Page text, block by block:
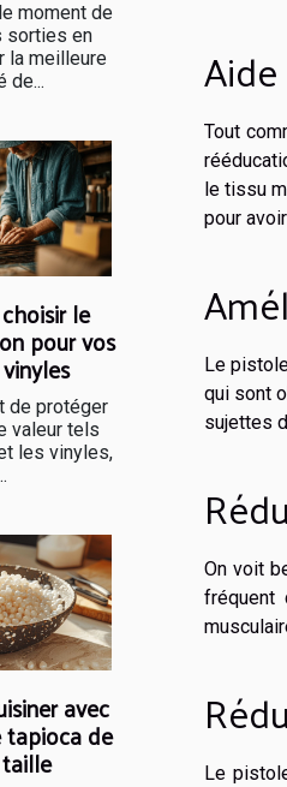
moment de
sorties en
la meilleure
de...
le
pour vos
de protéger
valeur tels
les vinyles,
avec
tapioca de
Tout
le tissu
pour
Le
qui sont
sujettes
On voit
fréquent
Le